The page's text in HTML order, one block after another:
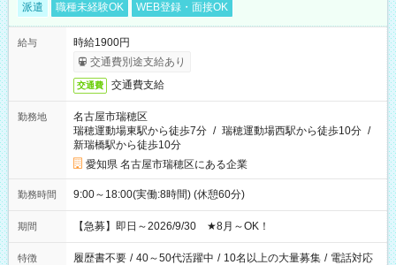
派遣 職種未経験OK WEB登録・面接OK
給与
時給1900円
交通費別途支給あり
交通費 交通費支給
勤務地
名古屋市瑞穂区
瑞穂運動場東駅から徒歩7分 / 瑞穂運動場西駅から徒歩10分 /
新瑞橋駅から徒歩10分
愛知県 名古屋市瑞穂区にある企業
勤務時間 9:00～18:00(実働:8時間) (休憩60分)
期間 【急募】即日～2026/9/30 ★8月～OK！
特徴 履歴書不要 / 40～50代活躍中 / 10名以上の大量募集 / 電話対応